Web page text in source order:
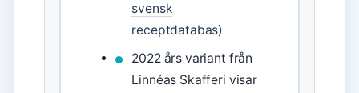
svensk
receptdatabas)
2022 års variant från
Linnéas Skafferi visar